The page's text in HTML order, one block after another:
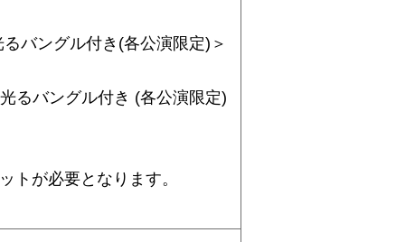
バングル付き(各公演限定)＞
るバングル付き (各公演限定)
トが必要となります。